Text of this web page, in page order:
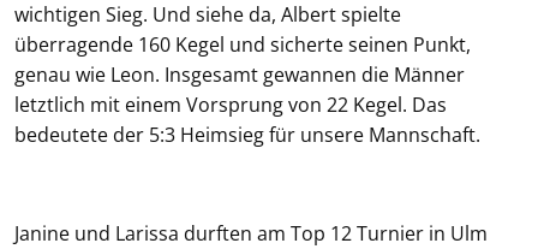
wichtigen Sieg. Und siehe da, Albert spielte
überragende 160 Kegel und sicherte seinen Punkt,
genau wie Leon. Insgesamt gewannen die Männer
letztlich mit einem Vorsprung von 22 Kegel. Das
bedeutete der 5:3 Heimsieg für unsere Mannschaft.
Janine und Larissa durften am Top 12 Turnier in Ulm